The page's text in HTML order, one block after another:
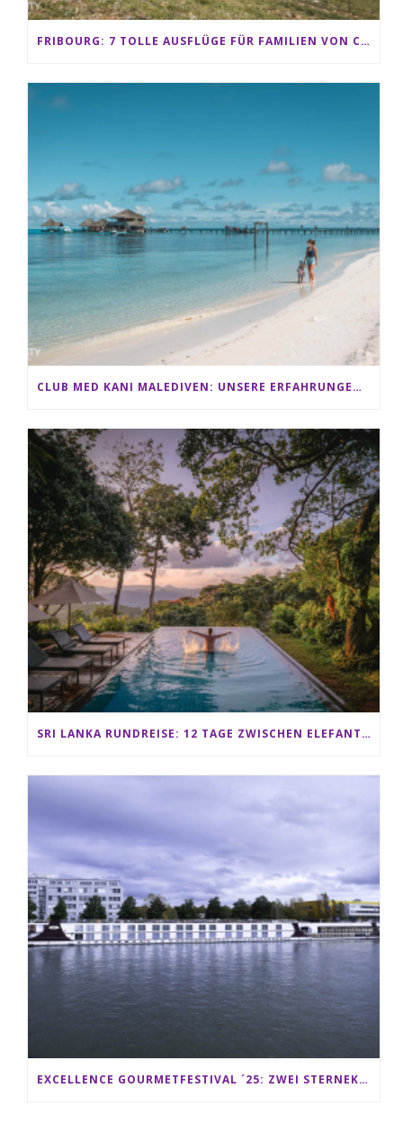
FRIBOURG: 7 TOLLE AUSFLÜGE FÜR FAMILIEN VON CHARMEY BIS LES PACCOTS
CLUB MED KANI MALEDIVEN: UNSERE ERFAHRUNGEN IM ALL-INCLUSIVE PARADIES
SRI LANKA RUNDREISE: 12 TAGE ZWISCHEN ELEFANTEN, TEEPLANTAGEN & STRAND ALS FAMILIE
EXCELLENCE GOURMETFESTIVAL ´25: ZWEI STERNEKÖCHE ANTONIO GUIDA & DARIO MORESCO VERWÖHNEN IHRE GÄSTE AUF EINER LUXERIÖSEN SCHIFFSREISE